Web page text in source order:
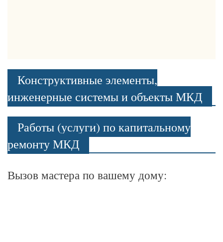
Конструктивные элементы,
инженерные системы и объекты МКД
Работы (услуги) по капитальному
ремонту МКД
Вызов мастера по вашему дому: